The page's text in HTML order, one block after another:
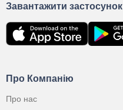
Про Компанію
Про нас
Завантажити застосунок